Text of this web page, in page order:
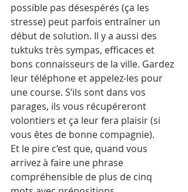
possible pas désespérés (ça les
stresse) peut parfois entraîner un
début de solution. Il y a aussi des
tuktuks très sympas, efficaces et
bons connaisseurs de la ville. Gardez
leur téléphone et appelez-les pour
une course. S’ils sont dans vos
parages, ils vous récupéreront
volontiers et ça leur fera plaisir (si
vous êtes de bonne compagnie).
Et le pire c’est que, quand vous
arrivez à faire une phrase
compréhensible de plus de cinq